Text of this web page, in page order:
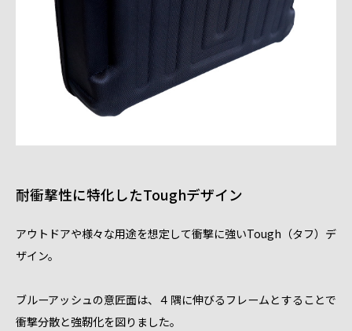
耐衝撃性に特化したToughデザイン
アウトドアや様々な用途を想定して衝撃に強いTough（タフ）デ
ザイン。
ブルーアッシュの意匠面は、４隅に伸びるフレームとすることで
衝撃分散と強靭化を図りました。